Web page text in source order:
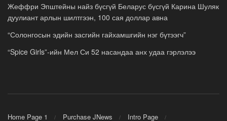
Жеффри Эпштейны найз бүсгүй Беларус бүсгүй Карина Шуляк
дуулиант арлын шилтгээн, 100 сая доллар авна
“Солонгосын эдийн засгийн гайхамшгийн нэг бүтээгч”
“Spice Girls”-ийн Мел Си 52 насандаа анх удаа гэрлэлээ
Home Page 1 Purchase JNews Intro Page